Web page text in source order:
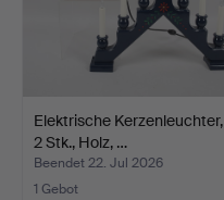
Elektrische Kerzenleuchter,
2 Stk., Holz, …
Beendet 22. Jul 2026
1 Gebot